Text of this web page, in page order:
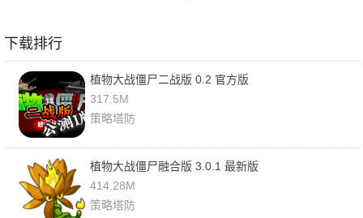
下载排行
植物大战僵尸二战版 0.2 官方版
317.5M
策略塔防
植物大战僵尸融合版 3.0.1 最新版
414.28M
策略塔防